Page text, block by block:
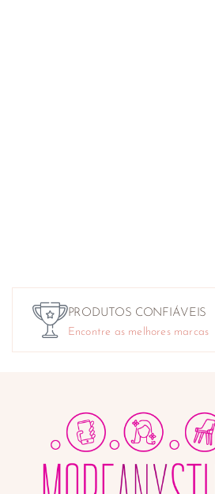
PRODUTOS CONFIÁVEIS
Encontre as melhores marcas